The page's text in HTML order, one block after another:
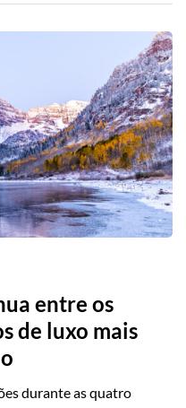
entre os
de luxo mais
durante as quatro